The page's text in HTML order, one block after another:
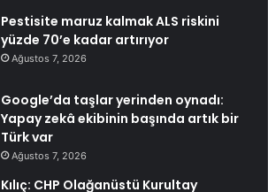
Pestisite maruz kalmak ALS riskini
yüzde 70’e kadar artırıyor
Ağustos 7, 2026
Google’da taşlar yerinden oynadı:
Yapay zekâ ekibinin başında artık bir
Türk var
Ağustos 7, 2026
Kılıç: CHP Olağanüstü Kurultay